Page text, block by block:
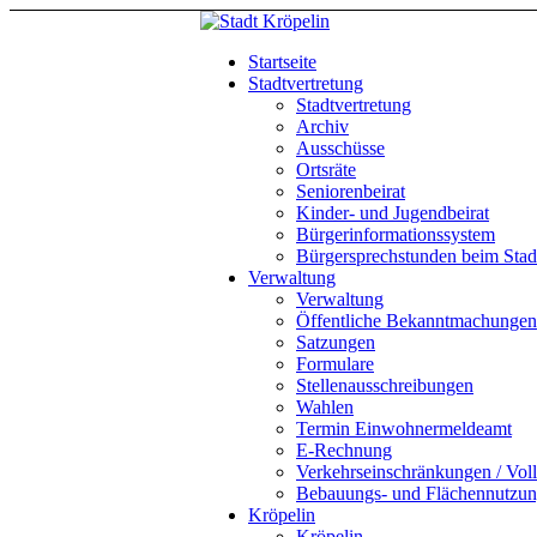
Startseite
Stadtvertretung
Stadtvertretung
Archiv
Ausschüsse
Ortsräte
Seniorenbeirat
Kinder- und Jugendbeirat
Bürgerinformationssystem
Bürgersprechstunden beim
Verwaltung
Verwaltung
Öffentliche Bekanntmachungen
Satzungen
Formulare
Stellenausschreibungen
Wahlen
Termin Einwohnermeldeamt
E-Rechnung
Verkehrseinschränkungen /
Bebauungs- und
Kröpelin